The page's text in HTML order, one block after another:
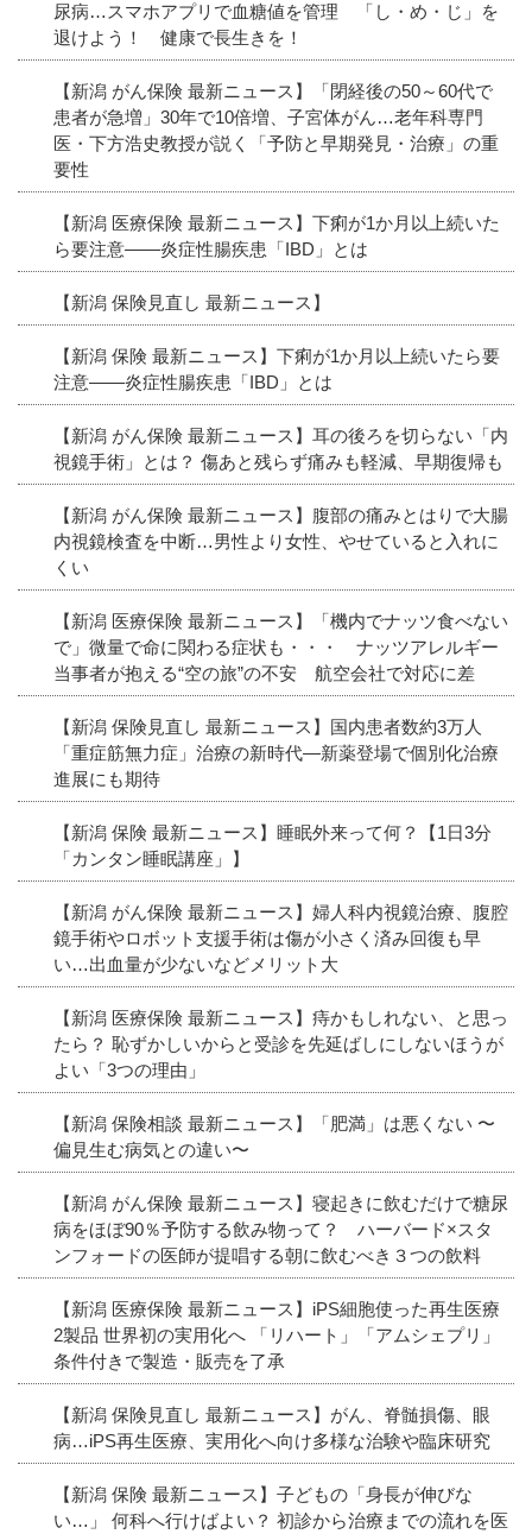
尿病…スマホアプリで血糖値を管理 「し・め・じ」を
退けよう！ 健康で長生きを！
【新潟 がん保険 最新ニュース】「閉経後の50～60代で
患者が急増」30年で10倍増、子宮体がん…老年科専門
医・下方浩史教授が説く「予防と早期発見・治療」の重
要性
【新潟 医療保険 最新ニュース】下痢が1か月以上続いた
ら要注意――炎症性腸疾患「IBD」とは
【新潟 保険見直し 最新ニュース】
【新潟 保険 最新ニュース】下痢が1か月以上続いたら要
注意――炎症性腸疾患「IBD」とは
【新潟 がん保険 最新ニュース】耳の後ろを切らない「内
視鏡手術」とは？ 傷あと残らず痛みも軽減、早期復帰も
【新潟 がん保険 最新ニュース】腹部の痛みとはりで大腸
内視鏡検査を中断…男性より女性、やせていると入れに
くい
【新潟 医療保険 最新ニュース】「機内でナッツ食べない
で」微量で命に関わる症状も・・・ ナッツアレルギー
当事者が抱える“空の旅”の不安 航空会社で対応に差
【新潟 保険見直し 最新ニュース】国内患者数約3万人
「重症筋無力症」治療の新時代―新薬登場で個別化治療
進展にも期待
【新潟 保険 最新ニュース】睡眠外来って何？【1日3分
「カンタン睡眠講座」】
【新潟 がん保険 最新ニュース】婦人科内視鏡治療、腹腔
鏡手術やロボット支援手術は傷が小さく済み回復も早
い…出血量が少ないなどメリット大
【新潟 医療保険 最新ニュース】痔かもしれない、と思っ
たら？ 恥ずかしいからと受診を先延ばしにしないほうが
よい「3つの理由」
【新潟 保険相談 最新ニュース】「肥満」は悪くない 〜
偏見生む病気との違い〜
【新潟 がん保険 最新ニュース】寝起きに飲むだけで糖尿
病をほぼ90％予防する飲み物って？ ハーバード×スタ
ンフォードの医師が提唱する朝に飲むべき３つの飲料
【新潟 医療保険 最新ニュース】iPS細胞使った再生医療
2製品 世界初の実用化へ 「リハート」「アムシェプリ」
条件付きで製造・販売を了承
【新潟 保険見直し 最新ニュース】がん、脊髄損傷、眼
病…iPS再生医療、実用化へ向け多様な治験や臨床研究
【新潟 保険 最新ニュース】子どもの「身長が伸びな
い…」 何科へ行けばよい？ 初診から治療までの流れを医